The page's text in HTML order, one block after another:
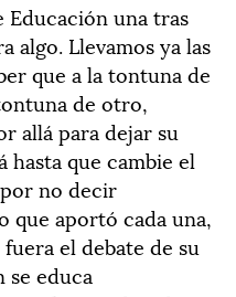
Educación una tras
algo. Llevamos ya las
que a la tontuna de
de otro,
allá para dejar su
que cambie el
no decir
que aportó cada una,
el debate de su
se educa